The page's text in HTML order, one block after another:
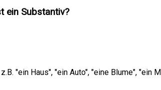
ein Substantiv?
Haus", "ein Auto", "eine Blume", "ein